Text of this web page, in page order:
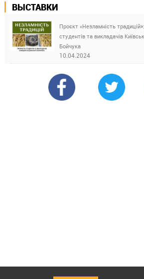
ВЫСТАВКИ
Проєкт «Незламність
студентів та викладачів
Бойчука
10.04.2024